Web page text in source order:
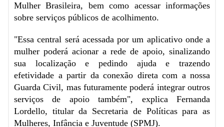
Mulher Brasileira, bem como acessar informações
sobre serviços públicos de acolhimento.
"Essa central será acessada por um aplicativo onde a
mulher poderá acionar a rede de apoio, sinalizando
sua localização e pedindo ajuda e trazendo
efetividade a partir da conexão direta com a nossa
Guarda Civil, mas futuramente poderá integrar outros
serviços de apoio também", explica Fernanda
Lordello, titular da Secretaria de Políticas para as
Mulheres, Infância e Juventude (SPMJ).